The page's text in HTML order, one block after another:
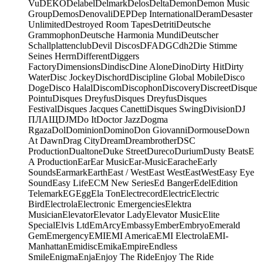
VuDEKODelabelDelmarkDelosDeltaDemonDemon Music
GroupDemosDenovaliDEPDep InternationalDeramDesaster
UnlimitedDestroyed Room TapesDetritiDeutsche
GrammophonDeutsche Harmonia MundiDeutscher
SchallplattenclubDevil DiscosDFADGCdh2Die Stimme
Seines HerrnDifferentDiggers
FactoryDimensionsDindiscDine AloneDinoDirty HitDirty
WaterDisc JockeyDischordDiscipline Global MobileDisco
DogeDisco HalalDiscomDiscophonDiscoveryDiscreetDisque
PointuDisques DreyfusDisques DreyfusDisques
FestivalDisques Jacques CanettiDisques SwingDivisionDJ
ПЛАЩDJMDo ItDoctor JazzDogma
RgazaDolDominionDominoDon GiovanniDormouseDown
At DawnDrag CityDreamDreambrotherDSC
ProductionDualtoneDuke StreetDurecoDuriumDusty BeatsE
A ProductionEarEar MusicEar-MusicEaracheEarly
SoundsEarmarkEarthEast / WestEast WestEastWestEasy Eye
SoundEasy LifeECM New SeriesEd BangerEdelEdition
TelemarkEGEggEla TonElectrecordElectricElectric
BirdElectrolaElectronic EmergenciesElektra
MusicianElevatorElevator LadyElevator MusicElite
SpecialElvis LtdEmArcyEmbassyEmberEmbryoEmerald
GemEmergencyEMIEMI AmericaEMI ElectrolaEMI-
ManhattanEmidiscEmikaEmpireEndless
SmileEnigmaEnjaEnjoy The RideEnjoy The Ride